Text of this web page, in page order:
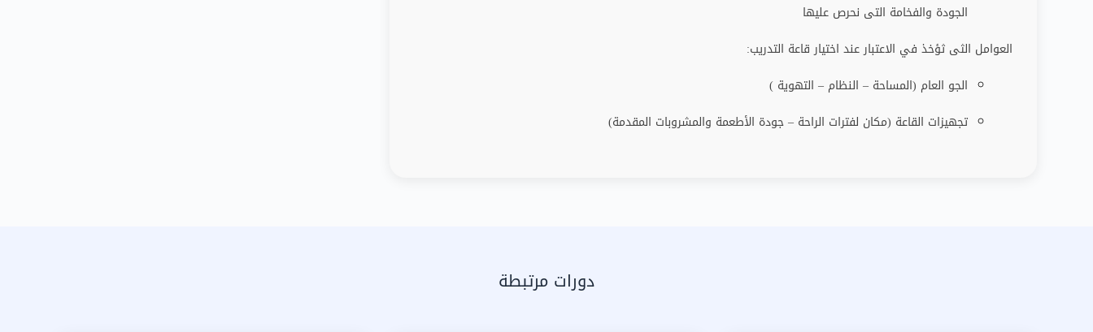
الجودة والفخامة التى نحرص عليها
العوامل الثى ثؤخذ في الاعتبار عند اختيار قاعة التدريب:
الجو العام (المساحة – النظام – التهوية )
تجهيزات القاعة (مكان لفترات الراحة –جودة الأطعمة والمشروبات المقدمة)
دورات مرتبطة